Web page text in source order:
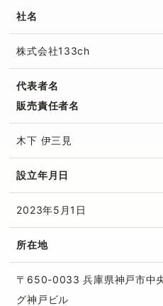
社名
株式会社133ch
代表者名
販売責任者名
木下 伊三見
設立年月日
2023年5月1日
所在地
〒650-0033 兵庫県神戸市中
グ神戸ビル